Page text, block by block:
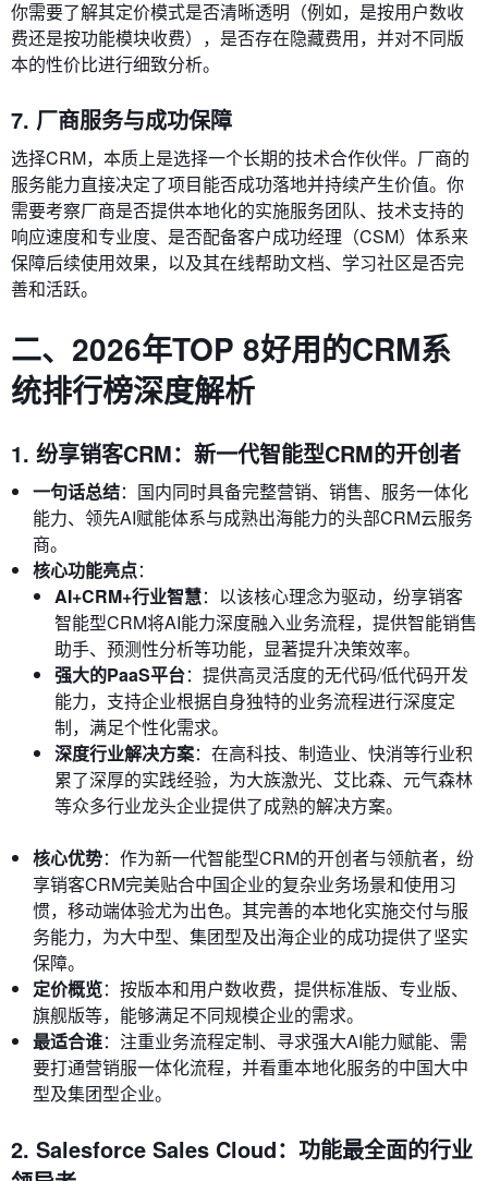
你需要了解其定价模式是否清晰透明（例如，是按用户数收
费还是按功能模块收费），是否存在隐藏费用，并对不同版
本的性价比进行细致分析。
7. 厂商服务与成功保障
选择CRM，本质上是选择一个长期的技术合作伙伴。厂商的
服务能力直接决定了项目能否成功落地并持续产生价值。你
需要考察厂商是否提供本地化的实施服务团队、技术支持的
响应速度和专业度、是否配备客户成功经理（CSM）体系来
保障后续使用效果，以及其在线帮助文档、学习社区是否完
善和活跃。
二、2026年TOP 8好用的CRM系
统排行榜深度解析
1. 纷享销客CRM：新一代智能型CRM的开创者
一句话总结：国内同时具备完整营销、销售、服务一体化
能力、领先AI赋能体系与成熟出海能力的头部CRM云服务
商。
核心功能亮点：
AI+CRM+行业智慧：以该核心理念为驱动，纷享销客
智能型CRM将AI能力深度融入业务流程，提供智能销售
助手、预测性分析等功能，显著提升决策效率。
强大的PaaS平台：提供高灵活度的无代码/低代码开发
能力，支持企业根据自身独特的业务流程进行深度定
制，满足个性化需求。
深度行业解决方案：在高科技、制造业、快消等行业积
累了深厚的实践经验，为大族激光、艾比森、元气森林
等众多行业龙头企业提供了成熟的解决方案。
核心优势：作为新一代智能型CRM的开创者与领航者，纷
享销客CRM完美贴合中国企业的复杂业务场景和使用习
惯，移动端体验尤为出色。其完善的本地化实施交付与服
务能力，为大中型、集团型及出海企业的成功提供了坚实
保障。
定价概览：按版本和用户数收费，提供标准版、专业版、
旗舰版等，能够满足不同规模企业的需求。
最适合谁：注重业务流程定制、寻求强大AI能力赋能、需
要打通营销服一体化流程，并看重本地化服务的中国大中
型及集团型企业。
2. Salesforce Sales Cloud：功能最全面的行业